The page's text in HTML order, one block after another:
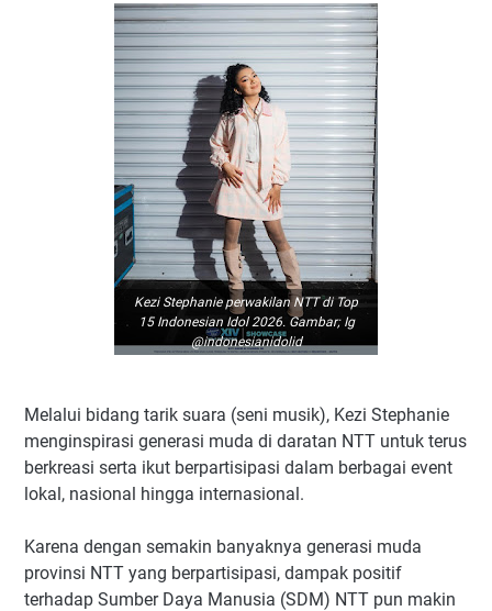
Kezi Stephanie perwakilan NTT di Top
15 Indonesian Idol 2026. Gambar; Ig
@indonesianidolid
Melalui bidang tarik suara (seni musik), Kezi Stephanie
menginspirasi generasi muda di daratan NTT untuk terus
berkreasi serta ikut berpartisipasi dalam berbagai event
lokal, nasional hingga internasional.
Karena dengan semakin banyaknya generasi muda
provinsi NTT yang berpartisipasi, dampak positif
terhadap Sumber Daya Manusia (SDM) NTT pun makin